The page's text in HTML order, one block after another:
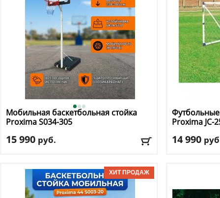
Мобильная баскетбольная стойка
ProximaS034-305
15 990 руб.
Материал каркаса: сталь
Материал щита: пластик
Размер щита, см: 81 х 58
Футбольные
Proxima JC-
14 990